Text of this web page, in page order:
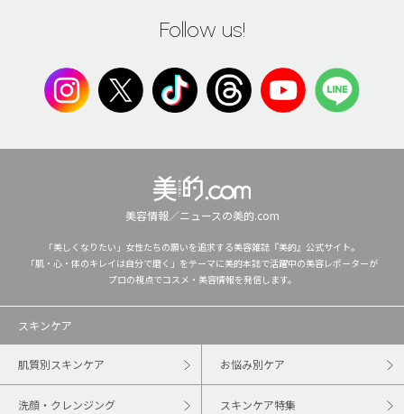
Follow us!
美容情報／ニュースの美的.com
「美しくなりたい」女性たちの願いを追求する美容雑誌『美的』公式サイト。
「肌・心・体のキレイは自分で磨く」をテーマに美的本誌で活躍中の美容レポーターが
プロの視点でコスメ・美容情報を発信します。
スキンケア
肌質別スキンケア お悩み別ケア
洗顔・クレンジング スキンケア特集